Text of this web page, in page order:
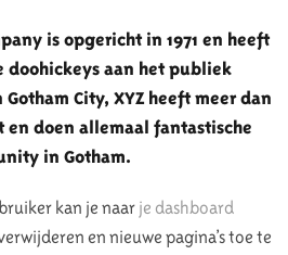
is opgericht in 1971 en heeft
aan het publiek
City, XYZ heeft meer dan
en doen allemaal fantastische
in Gotham.
kan je naar je dashboard
en nieuwe pagina’s toe te